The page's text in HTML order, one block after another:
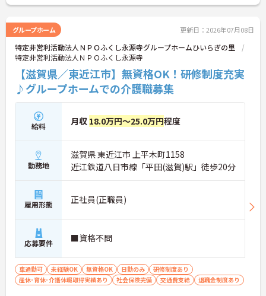
グループホーム 更新日：2026年07月08日
特定非営利活動法人ＮＰＯふくし永源寺グループホームひいらぎの里
特定非営利活動法人ＮＰＯふくし永源寺
【滋賀県／東近江市】無資格OK！研修制度充実
♪グループホームでの介護職募集
給料 月収 18.0万円～25.0万円程度
勤務地
滋賀県 東近江市 上平木町1158
近江鉄道八日市線「平田(滋賀)駅」徒歩20分
雇用形態 正社員(正職員)
応募要件 ■資格不問
車通勤可 未経験OK 無資格OK 日勤のみ
研修制度あり
産休･育休･介護休暇取得実績あり
社会保険完備 交通費支給 退職金制度あり